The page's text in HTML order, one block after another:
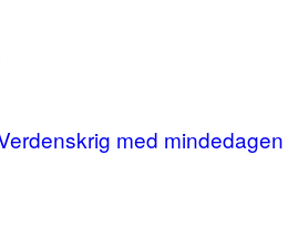
med mindedagen